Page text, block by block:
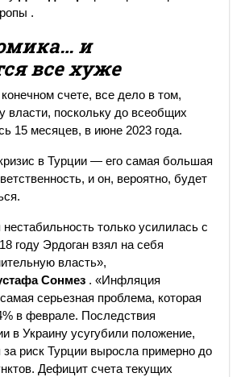
.
и
все хуже
счете, все дело в том,
власти, поскольку до всеобщих
15 месяцев, в июне 2023 года.
в Турции — его самая большая
и он, вероятно, будет
только усилилась с
году Эрдоган взял на себя
власть»,
Сонмез . «Инфляция
серьезная проблема, которая
в феврале. Последствия
в Украину усугубили положение,
за риск Турции выросла примерно до
Дефицит счета текущих